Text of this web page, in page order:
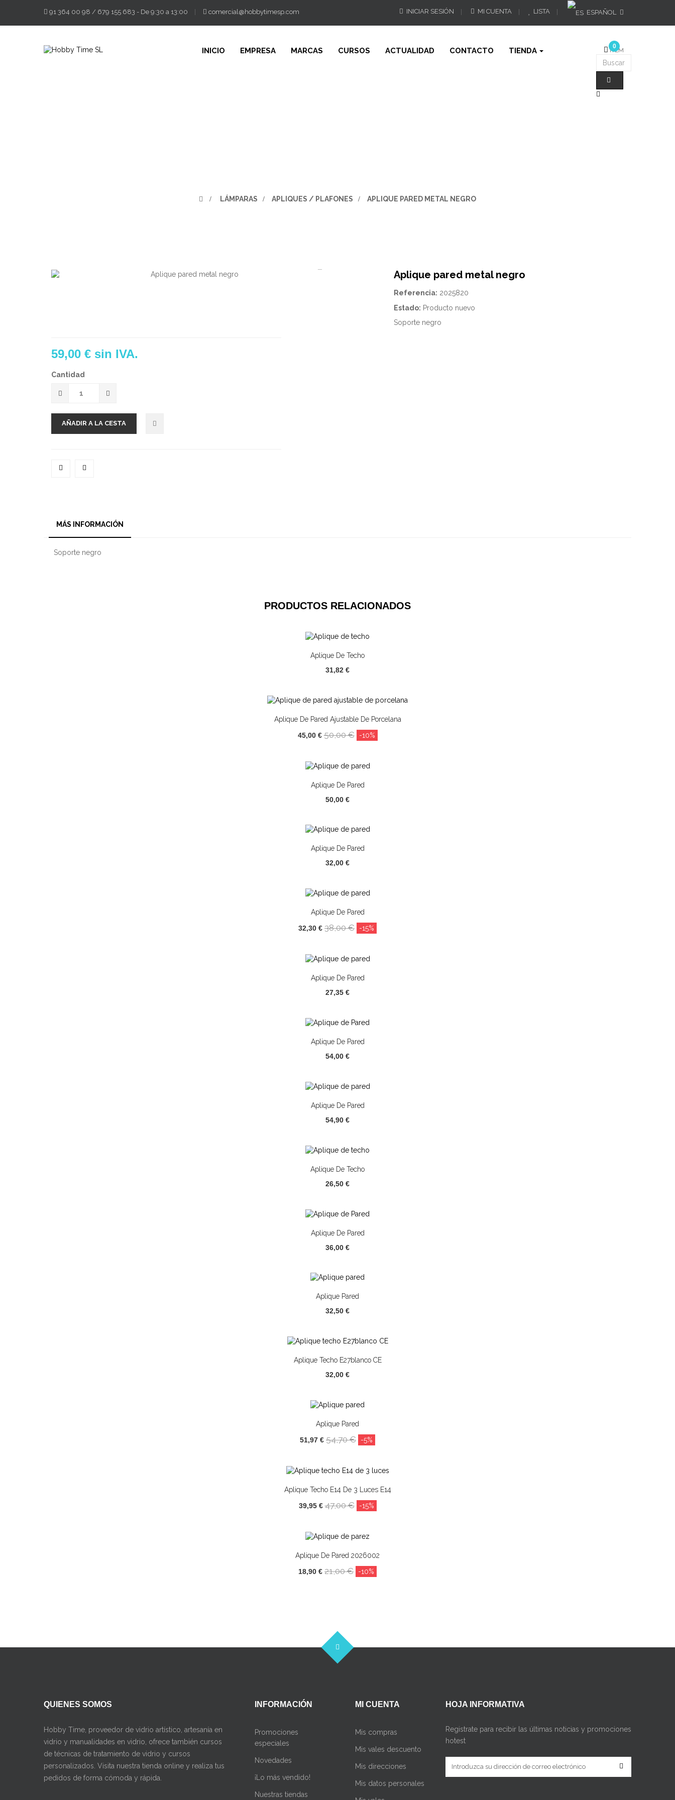
ESPAÑOL
INICIAR SESIÓN MI CUENTA LISTA
91 364 00 98 / 679 155 683 - De 9:30 a 13:00 comercial@hobbytimesp.com
INICIO EMPRESA MARCAS CURSOS ACTUALIDAD CONTACTO TIENDA 0
ÍTEM
> LÁMPARAS > APLIQUES / PLAFONES > APLIQUE PARED METAL NEGRO
Aplique pared metal negro
Referencia: 2025820
Estado: Producto nuevo
Soporte negro
59,00 € sin IVA.
Cantidad
AÑADIR A LA CESTA
MÁS INFORMACIÓN
Soporte negro
PRODUCTOS RELACIONADOS
Aplique De Techo
31,82 €
Aplique De Pared Ajustable De Porcelana
45,00 €50,00 € -10%
Aplique De Pared
50,00 €
Aplique De Pared
32,00 €
Aplique De Pared
32,30 € 38,00 € -15%
Aplique De Pared
27,35 €
Aplique De Pared
54,00 €
Aplique De Pared
54,90 €
Aplique De Techo
26,50 €
Aplique De Pared
36,00 €
Aplique Pared
32,50 €
Aplique Techo E27blanco CE
32,00 €
Aplique Pared
51,97 € 54,70 € -5%
Aplique Techo E14 De 3 Luces E14
39,95 €47,00 € -15%
Aplique De Pared 2026002
18,90 € 21,00 € -10%
QUIENES SOMOS
Hobby Time, proveedor de vidrio artístico, artesanía en
vidrio y manualidades en vidrio, ofrece también cursos
de técnicas de tratamiento de vidrio y cursos
personalizados. Visita nuestra tienda online y realiza tus
pedidos de forma cómoda y rápida.
INFORMACIÓN
Promociones
especiales
Novedades
¡Lo más vendido!
Nuestras tiendas
MI CUENTA
Mis compras
Mis vales descuento
Mis direcciones
Mis datos personales
HOJA INFORMATIVA
Registrate para recibir las últimas noticias y promociones
hotest